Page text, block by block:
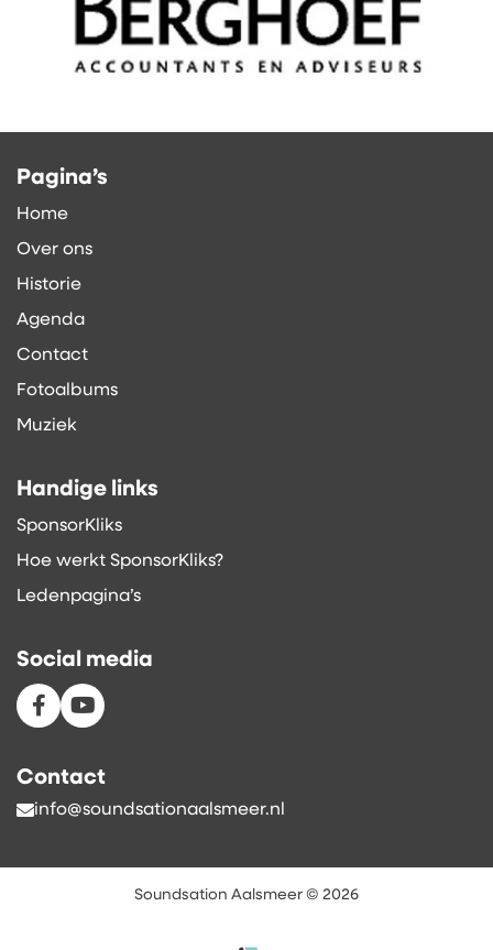
Pagina’s
Home
Over ons
Historie
Agenda
Contact
Fotoalbums
Muziek
Handige links
SponsorKliks
Hoe werkt SponsorKliks?
Ledenpagina’s
Social media
Contact
info@soundsationaalsmeer.nl
Soundsation Aalsmeer © 2026